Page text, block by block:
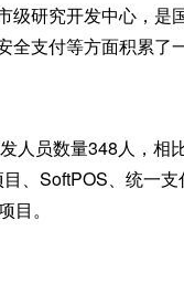
级研究开发中心，是
全支付等方面积累了
人员数量348人，相
、SoftPOS、统一支
。